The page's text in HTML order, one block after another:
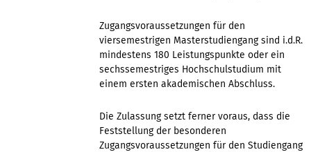
Zugangsvoraussetzungen für den
viersemestrigen Masterstudiengang sind i.d.R.
mindestens 180 Leistungspunkte oder ein
sechssemestriges Hochschulstudium mit
einem ersten akademischen Abschluss.
Die Zulassung setzt ferner voraus, dass die
Feststellung der besonderen
Zugangsvoraussetzungen für den Studiengang